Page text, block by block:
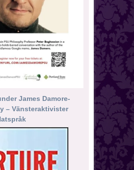
James Damore-
– Vänsteraktivister